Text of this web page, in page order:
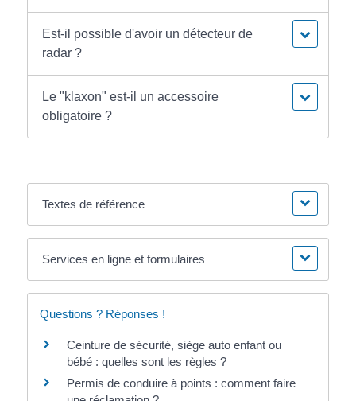
Est-il possible d'avoir un détecteur de
radar ?
Le "klaxon" est-il un accessoire
obligatoire ?
Textes de référence
Services en ligne et formulaires
Questions ? Réponses !
Ceinture de sécurité, siège auto enfant ou
bébé : quelles sont les règles ?
Permis de conduire à points : comment faire